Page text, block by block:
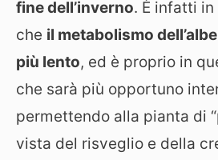
fine dell’inverno. È infatti
che il metabolismo
più lento, ed è proprio in
che sarà più opportuno
permettendo alla pianta di
vista del risveglio e della